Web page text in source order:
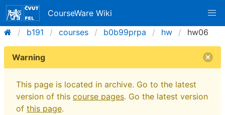
CourseWare Wiki
b191
courses b0b99prpa hw hw06
Warning
This page is located in archive. Go to the latest
version of this course pages. Go the latest version
of this page.